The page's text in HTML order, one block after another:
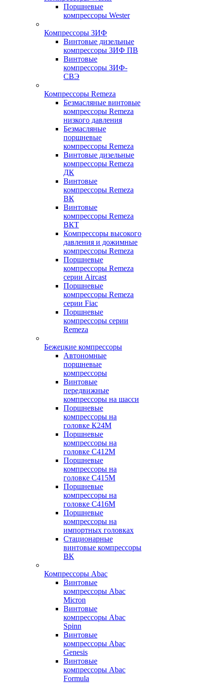
Поршневые
компрессоры Wester
Компрессоры ЗИФ
Винтовые дизельные
компрессоры ЗИФ ПВ
Винтовые
компрессоры ЗИФ-
СВЭ
Компрессоры Remeza
Безмасляные винтовые
компрессоры Remeza
низкого давления
Безмасляные
поршневые
компрессоры Remeza
Винтовые дизельные
компрессоры Remeza
ДК
Винтовые
компрессоры Remeza
ВК
Винтовые
компрессоры Remeza
ВКТ
Компрессоры высокого
давления и дожимные
компрессоры Remeza
Поршневые
компрессоры Remeza
серии Aircast
Поршневые
компрессоры Remeza
серии Fiac
Поршневые
компрессоры серии
Remeza
Бежецкие компрессоры
Автономные
поршневые
компрессоры
Винтовые
передвижные
компрессоры на шасси
Поршневые
компрессоры на
головке К24М
Поршневые
компрессоры на
головке С412М
Поршневые
компрессоры на
головке С415М
Поршневые
компрессоры на
головке С416М
Поршневые
компрессоры на
импортных головках
Стационарные
винтовые компрессоры
ВК
Компрессоры Abac
Винтовые
компрессоры Abac
Micron
Винтовые
компрессоры Abac
Spinn
Винтовые
компрессоры Abac
Genesis
Винтовые
компрессоры Abac
Formula